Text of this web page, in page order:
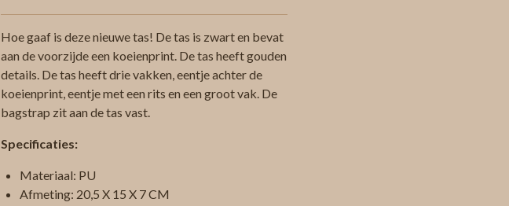
Hoe gaaf is deze nieuwe tas! De tas is zwart en bevat
aan de voorzijde een koeienprint. De tas heeft gouden
details. De tas heeft drie vakken, eentje achter de
koeienprint, eentje met een rits en een groot vak. De
bagstrap zit aan de tas vast.
Specificaties:
Materiaal: PU
Afmeting: 20,5 X 15 X 7 CM